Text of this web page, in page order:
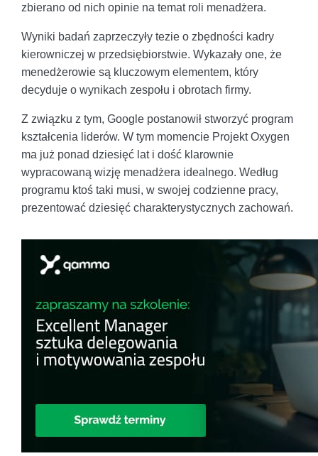
zbierano od nich opinie na temat roli menadżera.
Wyniki badań zaprzeczyły tezie o zbędności kadry
kierowniczej w przedsiębiorstwie. Wykazały one, że
menedżerowie są kluczowym elementem, który
decyduje o wynikach zespołu i obrotach firmy.
Z związku z tym, Google postanowił stworzyć program
kształcenia liderów. W tym momencie Projekt Oxygen
ma już ponad dziesięć lat i dość klarownie
wypracowaną wizję menadżera idealnego. Według
programu ktoś taki musi, w swojej codzienne pracy,
prezentować dziesięć charakterystycznych zachowań.